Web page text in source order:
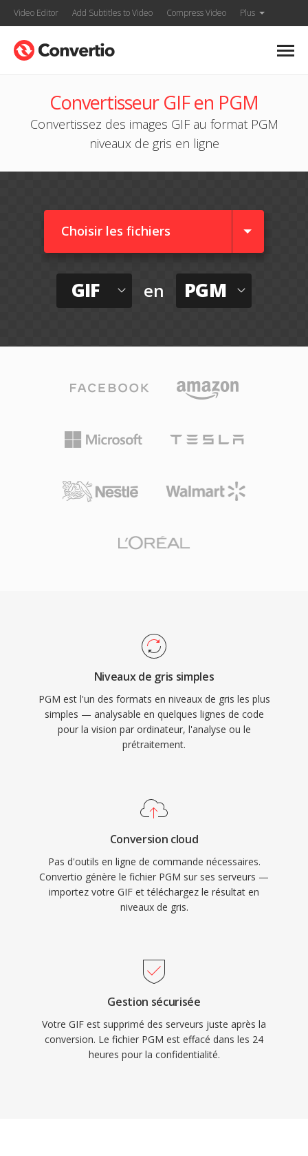
Video Editor Add Subtitles to Video Compress Video Plus
Convertisseur GIF en PGM
Convertissez des images GIF au format PGM
niveaux de gris en ligne
Choisir les fichiers
GIF en PGM
Niveaux de gris simples
PGM est l'un des formats en niveaux de gris les plus
simples — analysable en quelques lignes de code
pour la vision par ordinateur, l'analyse ou le
prétraitement.
Conversion cloud
Pas d'outils en ligne de commande nécessaires.
Convertio génère le fichier PGM sur ses serveurs —
importez votre GIF et téléchargez le résultat en
niveaux de gris.
Gestion sécurisée
Votre GIF est supprimé des serveurs juste après la
conversion. Le fichier PGM est effacé dans les 24
heures pour la confidentialité.